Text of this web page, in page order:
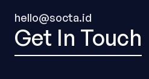
hello@socta.id
Get In Touch